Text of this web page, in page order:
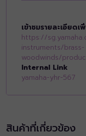
เข้าชมรายละเอียด
https://
instruments/brass-
woodwinds/
Internal Link
yamaha-yhr-567
สินค้าที่เกี่ยวข้อง